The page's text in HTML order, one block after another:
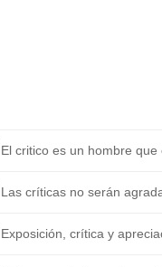
El critico es un hombre que
Las críticas no serán
Exposición, crítica y